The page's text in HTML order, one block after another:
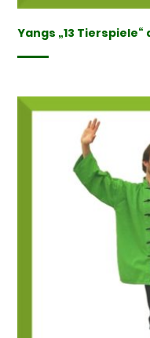
Yangs „13 Tierspiele“